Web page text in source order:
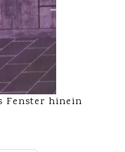
Fenster hinein